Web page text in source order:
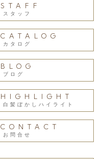
STAFF
スタッフ
CATALOG
カタログ
BLOG
ブログ
HIGHLIGHT
白髪ぼかしハイライト
CONTACT
お問合せ